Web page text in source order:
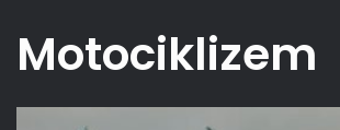
Motociklizem